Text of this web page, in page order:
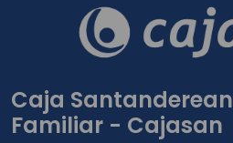
Caja
Familiar - Cajasan